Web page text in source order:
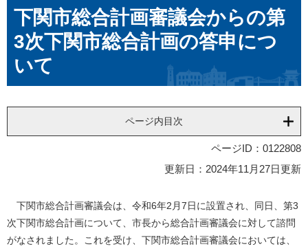
下関市総合計画審議会からの第
3次下関市総合計画の答申につ
いて
ページ内目次
ページID：0122808
更新日：2024年11月27日更新
下関市総合計画審議会は、令和6年2月7日に設置され、同日、第3
次下関市総合計画について、市長から総合計画審議会に対して諮問
がなされました。これを受け、下関市総合計画審議会においては、